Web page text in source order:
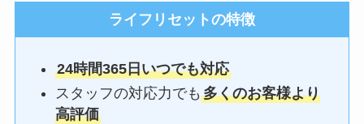
ライフリセットの特徴
24時間365日いつでも対応
スタッフの対応力でも多くのお客様より
高評価